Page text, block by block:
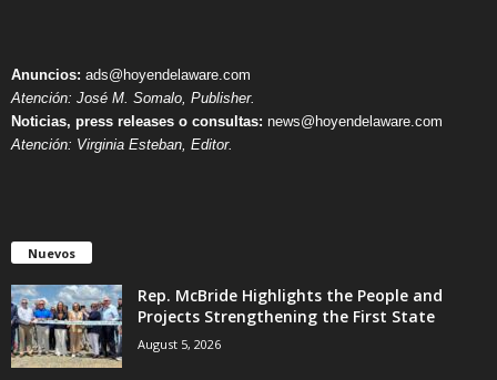
Anuncios: ads@hoyendelaware.com
Atención: José M. Somalo, Publisher.
Noticias, press releases o consultas: news@hoyendelaware.com
Atención: Virginia Esteban, Editor.
Nuevos
Rep. McBride Highlights the People and
Projects Strengthening the First State
August 5, 2026